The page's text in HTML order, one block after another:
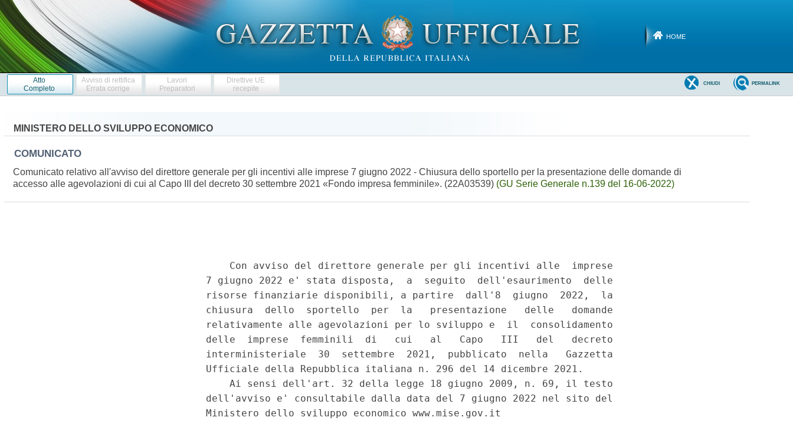
HOME
Atto
Completo
Avviso di rettifica
Errata corrige
Lavori
Preparatori
Direttive UE
recepite
PERMALINK
CHIUDI
MINISTERO DELLO SVILUPPO ECONOMICO
COMUNICATO
Comunicato relativo all'avviso del direttore generale per gli incentivi alle imprese 7 giugno 2022 - Chiusura dello sportello per la presentazione delle domande di
accesso alle agevolazioni di cui al Capo III del decreto 30 settembre 2021 «Fondo impresa femminile». (22A03539) (GU Serie Generale n.139 del 16-06-2022)